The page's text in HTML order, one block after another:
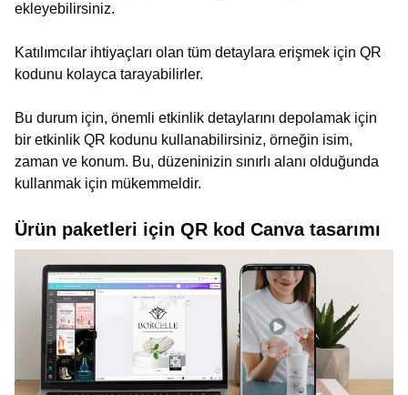
ekleyebilirsiniz.
Katılımcılar ihtiyaçları olan tüm detaylara erişmek için QR
kodunu kolayca tarayabilirler.
Bu durum için, önemli etkinlik detaylarını depolamak için
bir etkinlik QR kodunu kullanabilirsiniz, örneğin isim,
zaman ve konum. Bu, düzeninizin sınırlı alanı olduğunda
kullanmak için mükemmeldir.
Ürün paketleri için QR kod Canva tasarımı